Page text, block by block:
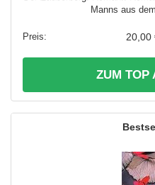
Manns aus
20,00
ZUM TOP